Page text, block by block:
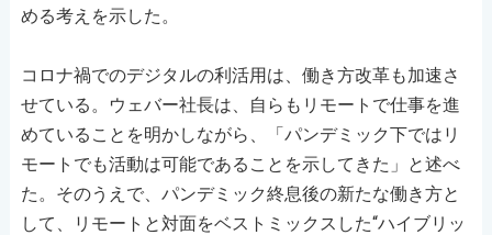
める考えを示した。
コロナ禍でのデジタルの利活用は、働き方改革も加速さ
せている。ウェバー社長は、自らもリモートで仕事を進
めていることを明かしながら、「パンデミック下ではリ
モートでも活動は可能であることを示してきた」と述べ
た。そのうえで、パンデミック終息後の新たな働き方と
して、リモートと対面をベストミックスした“ハイブリッ